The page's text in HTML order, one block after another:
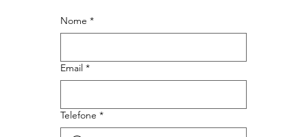
Nome *
Email *
Telefone *